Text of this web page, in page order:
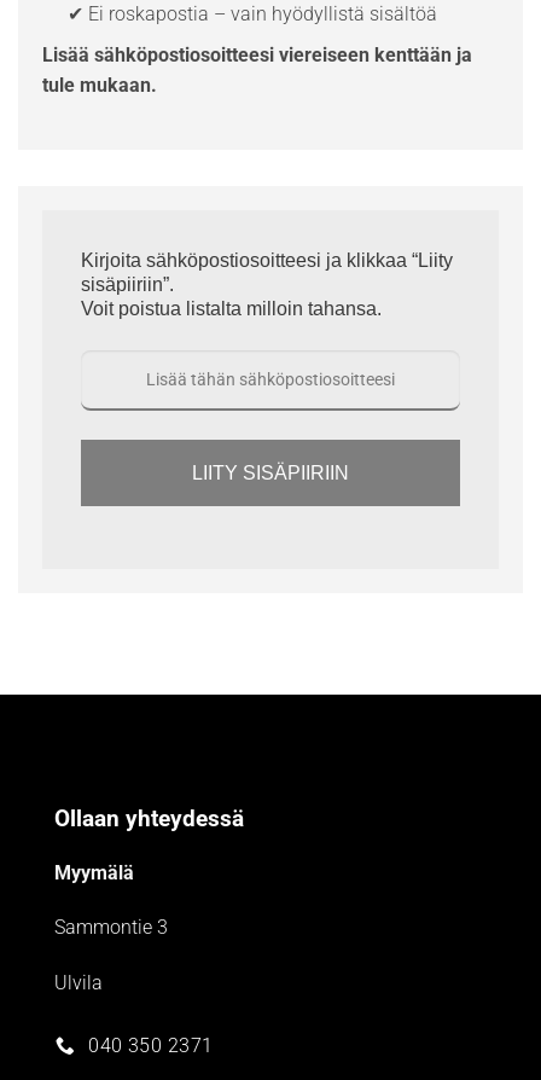
✔ Ei roskapostia – vain hyödyllistä sisältöä
Lisää sähköpostiosoitteesi viereiseen kenttään ja
tule mukaan.
Kirjoita sähköpostiosoitteesi ja klikkaa “Liity
sisäpiiriin”.
Voit poistua listalta milloin tahansa.
LIITY SISÄPIIRIIN
Ollaan yhteydessä
Myymälä
Sammontie 3
Ulvila
040 350 2371